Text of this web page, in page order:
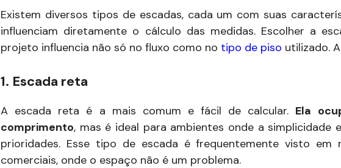
Existem diversos tipos de escadas, cada um com suas
influenciam diretamente o cálculo das medidas. Escolher a
projeto influencia não só no fluxo como no tipo de piso utilizado.
1. Escada reta
A escada reta é a mais comum e fácil de calcular. Ela
comprimento, mas é ideal para ambientes onde a simplicidade
prioridades. Esse tipo de escada é frequentemente visto em
comerciais, onde o espaço não é um problema.